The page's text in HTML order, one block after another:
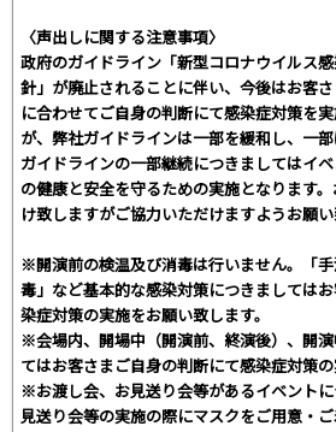
〈声出しに関する注意事項〉
政府のガイドライン「新型コロナウイルス
針」が廃止されることに伴い、今後はお客
に合わせてご自身の判断にて感染症対策を
が、弊社ガイドラインは一部を緩和し、一部
ガイドラインの一部継続につきましてはイ
の健康と安全を守るための実施となります
け致しますがご協力いただけますようお願い
※開演前の検温及び消毒は行いません。「
毒」など基本的な感染対策につきましては
染症対策の実施をお願い致します。
※会場内、開場中（開演前、終演後）、開
てはお客さまご自身の判断にて感染症対策の
※お渡し会、お見送り会等があるイベント
見送り会等の実施の際にマスクをご用意・ご